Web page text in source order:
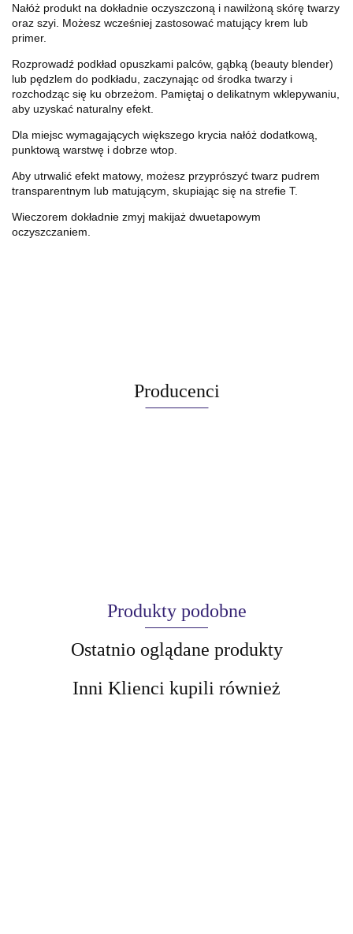
Nałóż produkt na dokładnie oczyszczoną i nawilżoną skórę twarzy
oraz szyi. Możesz wcześniej zastosować matujący krem lub
primer.
Rozprowadź podkład opuszkami palców, gąbką (beauty blender)
lub pędzlem do podkładu, zaczynając od środka twarzy i
rozchodząc się ku obrzeżom. Pamiętaj o delikatnym wklepywaniu,
aby uzyskać naturalny efekt.
Dla miejsc wymagających większego krycia nałóż dodatkową,
punktową warstwę i dobrze wtop.
Aby utrwalić efekt matowy, możesz przyprószyć twarz pudrem
transparentnym lub matującym, skupiając się na strefie T.
Wieczorem dokładnie zmyj makijaż dwuetapowym
oczyszczaniem.
Producenci
Produkty podobne
Ostatnio oglądane produkty
Inni Klienci kupili również